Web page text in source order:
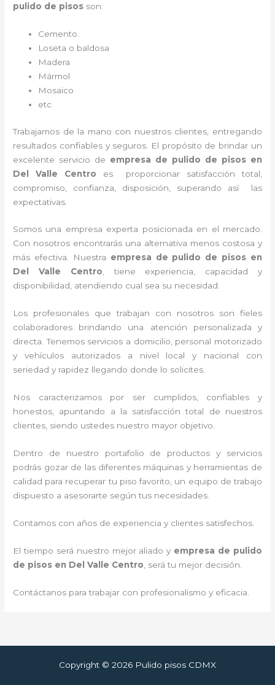
pulido de pisos son:
Cemento.
Loseta o baldosa
Madera
Mármol
Mosaico
etc
Trabajamos de la mano con nuestros clientes, entregando
resultados confiables y seguros. El propósito de brindar un
excelente servicio de empresa de pulido de pisos en
Del Valle Centro es proporcionar satisfacción total,
compromiso, confianza, disposición, superando así las
expectativas.
Somos una empresa experta posicionada en el mercado.
Con nosotros encontrarás una alternativa menos costosa y
más efectiva. Nuestra empresa de pulido de pisos en
Del Valle Centro, tiene experiencia, capacidad y
disponibilidad, atendiendo cual sea su necesidad.
Los profesionales que trabajan con nosotros son fieles
colaboradores brindando una atención personalizada y
directa.Tenemos servicios a domicilio, personal motorizado
y vehículos autorizados a nivel local y nacional con
seriedad y rapidez llegando donde lo solicites.
Nos caracterizamos por ser cumplidos, confiables y
honestos, apuntando a la satisfacción total de nuestros
clientes, siendo ustedes nuestro mayor objetivo.
Dentro de nuestro portafolio de productos y servicios
podrás gozar de las diferentes máquinas y herramientas de
calidad para recuperar tu piso favorito, un equipo de trabajo
dispuesto a asesorarte según tus necesidades.
Contamos con años de experiencia y clientes satisfechos.
El tiempo será nuestro mejor aliado y empresa de pulido
de pisos en Del Valle Centro , será tu mejor decisión.
Contáctanos para trabajar con profesionalismo y eficacia.
Copyright © 2026 Pulido pisos CDMX